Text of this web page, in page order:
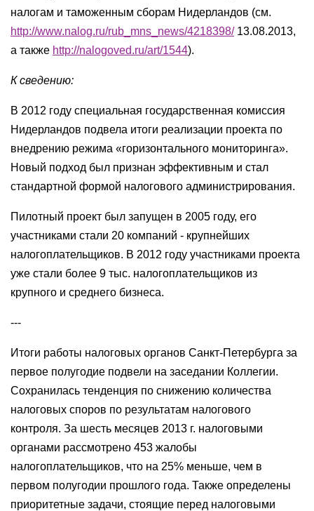
налогам и таможенным сборам Нидерландов (см.
http://www.nalog.ru/rub_mns_news/4218398/13.08.2013,
а также http://nalogoved.ru/art/1544).
К сведению:
В 2012 году специальная государственная комиссия
Нидерландов подвела итоги реализации проекта по
внедрению режима «горизонтального мониторинга».
Новый подход был признан эффективным и стал
стандартной формой налогового администрирования.
Пилотный проект был запущен в 2005 году, его
участниками стали 20 компаний - крупнейших
налогоплательщиков. В 2012 году участниками проекта
уже стали более 9 тыс. налогоплательщиков из
крупного и среднего бизнеса.
---
Итоги работы налоговых органов Санкт-Петербурга за
первое полугодие подвели на заседании Коллегии.
Сохранилась тенденция по снижению количества
налоговых споров по результатам налогового
контроля. За шесть месяцев 2013 г. налоговыми
органами рассмотрено 453 жалобы
налогоплательщиков, что на 25% меньше, чем в
первом полугодии прошлого года. Также определены
приоритетные задачи, стоящие перед налоговыми